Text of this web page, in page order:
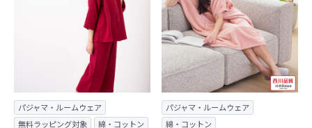
パジャマ・ルームウェア
無料ラッピング対象
綿・コットン
パジャマ・ルームウェア
綿・コットン